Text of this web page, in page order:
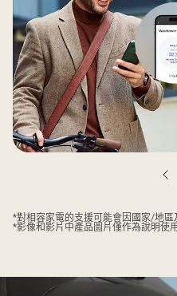
上
頁
*對相容家電的支援可能會因國家/地區
*影像和影片中產品圖片僅作為說明使